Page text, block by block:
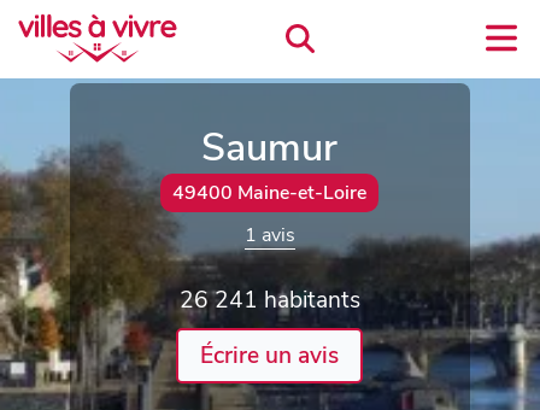
Saumur
49400 Maine-et-Loire
1 avis
26 241 habitants
Écrire un avis